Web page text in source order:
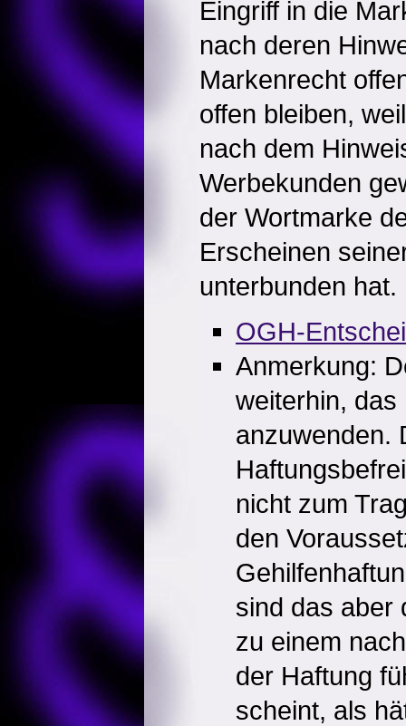
Eingriff in die
nach deren
Markenrecht
offen bleiben,
nach dem
Werbekunden
der Wortmarke
Erscheinen
unterbunden hat.
OGH-
Anmerkung:
weiterhin,
anzuwenden.
nicht zum
den
sind das aber
zu einem
der Haftung
scheint, als